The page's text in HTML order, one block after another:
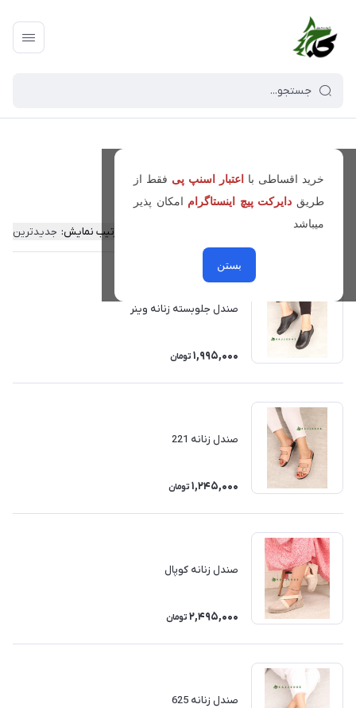
خرید اقساطی با اعتبار اسنپ پی فقط از
طریق دایرکت پیچ اینستاگرام امکان پذیر
میباشد
بستن
صندل زنانه
فیلتر محصولات ترتیب نمایش: جدیدترین
صندل جلوبسته زنانه وینر
1,995,000 تومان
صندل زنانه 221
1,245,000 تومان
صندل زنانه کوپال
2,495,000 تومان
صندل زنانه 625